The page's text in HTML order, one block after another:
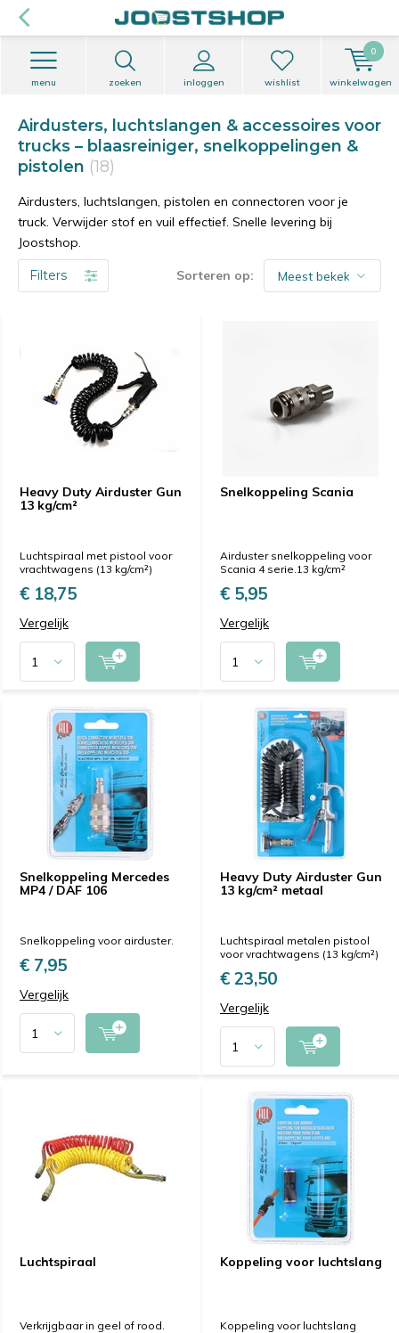
zoeken inloggen
menu wishlist winkelwagen
0
Airdusters, luchtslangen & accessoires voor
trucks – blaasreiniger, snelkoppelingen &
pistolen (18)
Airdusters, luchtslangen, pistolen en connectoren voor je
truck. Verwijder stof en vuil effectief. Snelle levering bij
Joostshop.
Filters Sorteren op:
Heavy Duty Airduster Gun
13 kg/cm²
Luchtspiraal met pistool voor
vrachtwagens (13 kg/cm²)
€ 18,75
Vergelijk
Snelkoppeling Scania
Airduster snelkoppeling voor
Scania 4 serie.13 kg/cm²
€ 5,95
Vergelijk
Snelkoppeling Mercedes
MP4 / DAF 106
Snelkoppeling voor airduster.
€ 7,95
Vergelijk
Heavy Duty Airduster Gun
13 kg/cm² metaal
Luchtspiraal metalen pistool
voor vrachtwagens (13 kg/cm²)
€ 23,50
Vergelijk
Luchtspiraal
Verkrijgbaar in geel of rood.
Koppeling voor luchtslang
Koppeling voor luchtslang